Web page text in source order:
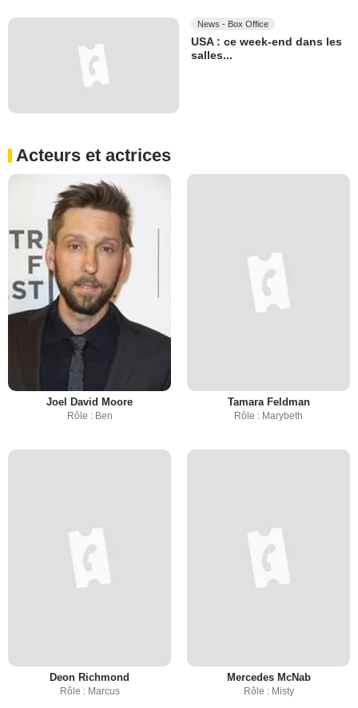
News - Box Office
USA : ce week-end dans les
salles...
Acteurs et actrices
Joel David Moore
Rôle : Ben
Tamara Feldman
Rôle : Marybeth
Deon Richmond
Rôle : Marcus
Mercedes McNab
Rôle : Misty